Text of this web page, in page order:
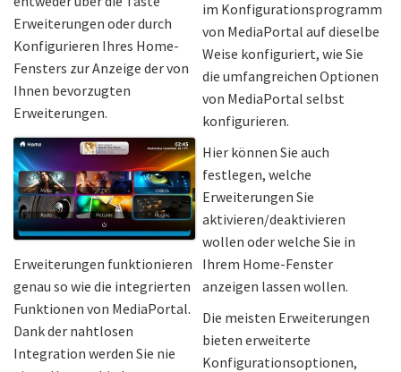
Erweiterungen oder durch
Konfigurieren Ihres Home-
Fensters zur Anzeige der von
Ihnen bevorzugten
Erweiterungen.
Erweiterungen funktionieren
genau so wie die integrierten
Funktionen von MediaPortal.
Dank der nahtlosen
Integration werden Sie nie
im Konfigurationsprogramm
von MediaPortal auf dieselbe
Weise konfiguriert, wie Sie
die umfangreichen Optionen
von MediaPortal selbst
konfigurieren.
Hier können Sie auch
festlegen, welche
Erweiterungen Sie
aktivieren/deaktivieren
wollen oder welche Sie in
Ihrem Home-Fenster
anzeigen lassen wollen.
Die meisten Erweiterungen
bieten erweiterte
Konfigurationsoptionen,